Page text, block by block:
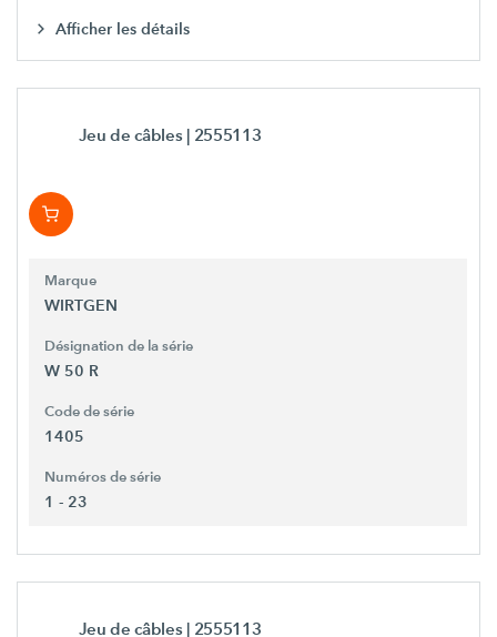
Afficher les détails
Jeu de câbles | 2555113
Marque
WIRTGEN
Désignation de la série
W 50 R
Code de série
1405
Numéros de série
1 - 23
Jeu de câbles | 2555113